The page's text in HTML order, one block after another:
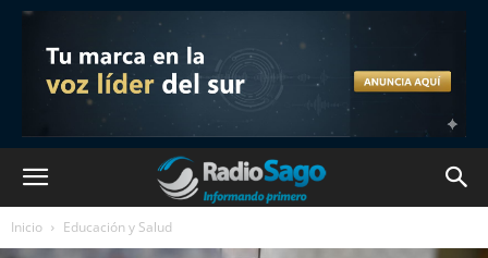
Inicio Educación y Salud